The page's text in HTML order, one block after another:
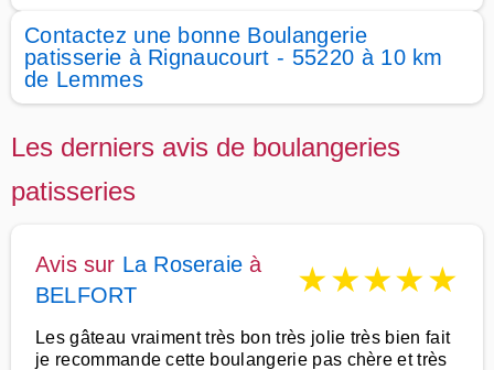
Contactez une bonne Boulangerie
patisserie à Rignaucourt - 55220 à 10 km
de Lemmes
Les derniers avis de boulangeries
patisseries
Avis sur La Roseraie à
BELFORT
★★★★★
Les gâteau vraiment très bon très jolie très bien fait
je recommande cette boulangerie pas chère et très